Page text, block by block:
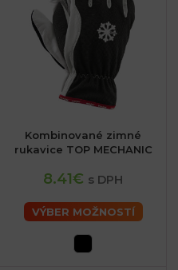
Kombinované zimné
rukavice TOP MECHANIC
8.41€ s DPH
VÝBER MOŽNOSTÍ